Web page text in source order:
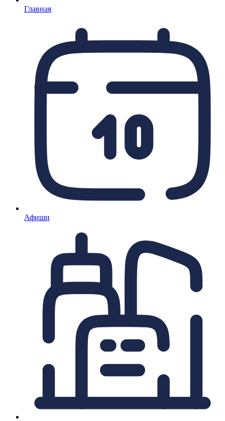
Главная
Афиши